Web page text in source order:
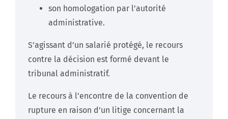
son homologation par l’autorité
administrative.
S’agissant d’un salarié protégé, le recours
contre la décision est formé devant le
tribunal administratif.
Le recours à l’encontre de la convention de
rupture en raison d’un litige concernant la